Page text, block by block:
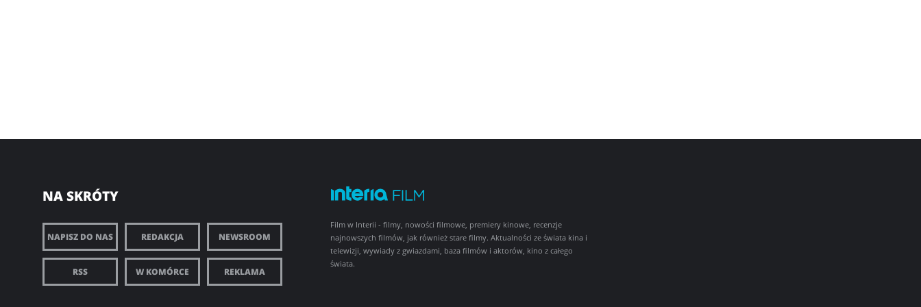
NA SKRÓTY
NAPISZ DO NAS REDAKCJA NEWSROOM
RSS W KOMÓRCE REKLAMA
Film w Interii - filmy, nowości filmowe, premiery kinowe, recenzje
najnowszych filmów, jak również stare filmy. Aktualności ze świata kina i
telewizji, wywiady z gwiazdami, baza filmów i aktorów, kino z całego
świata.